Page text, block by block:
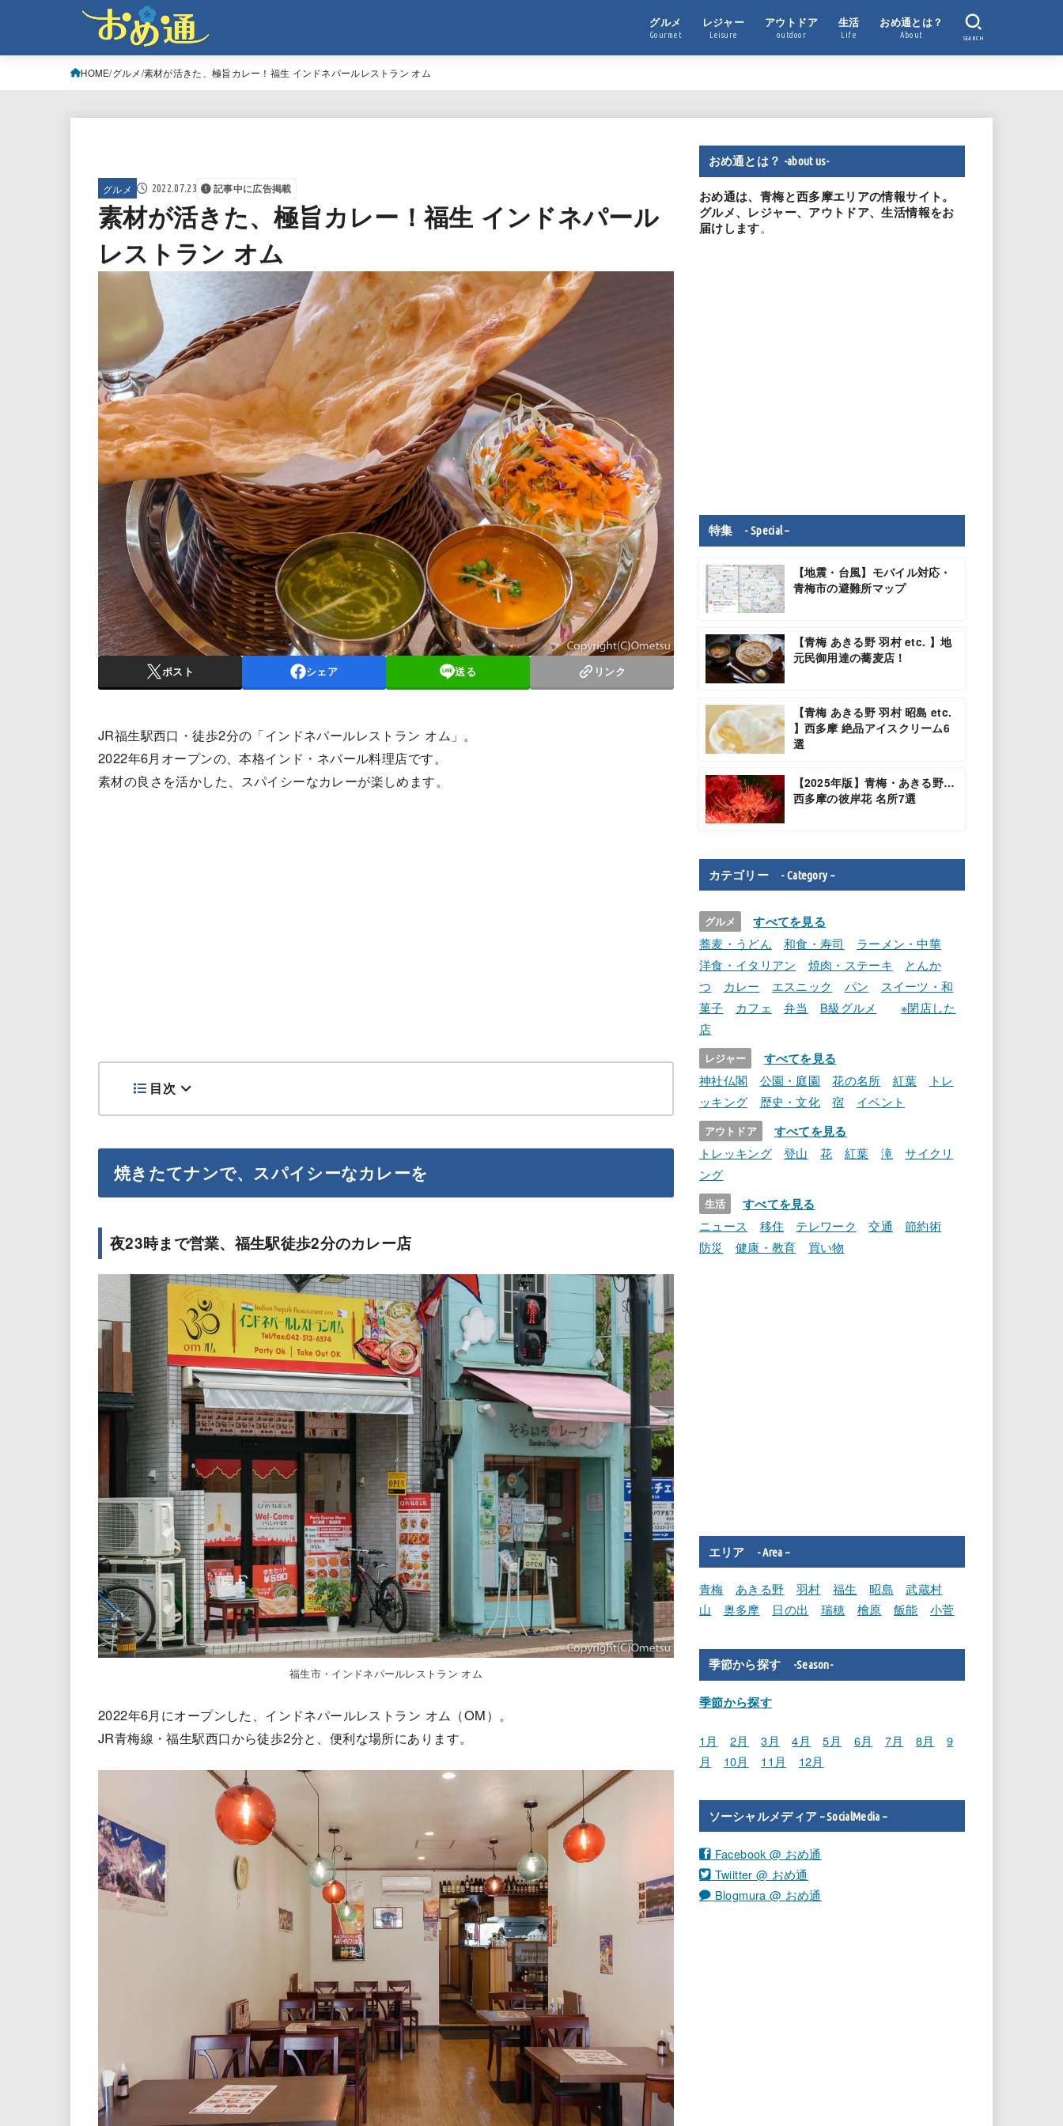
グルメ
Gourmet
レジャー
Leisure
アウトドア
outdoor
生活
Life
おめ通とは？
About SEARCH
HOME グルメ 素材が活きた、極旨カレー！福生 インドネパールレストラン オム
グルメ 2022.07.23 記事中に広告掲載
素材が活きた、極旨カレー！福生 インドネパール
レストラン オム
ポスト シェア 送る リンク
JR福生駅西口・徒歩2分の「インドネパールレストラン オム」。
2022年6月オープンの、本格インド・ネパール料理店です。
素材の良さを活かした、スパイシーなカレーが楽しめます。
目次
焼きたてナンで、スパイシーなカレーを
夜23時まで営業、福生駅徒歩2分のカレー店
福生市・インドネパールレストラン オム
2022年6月にオープンした、インドネパールレストラン オム（OM）。
JR青梅線・福生駅西口から徒歩2分と、便利な場所にあります。
おめ通とは？ -about us-
おめ通は、青梅と西多摩エリアの情報サイト。
グルメ、レジャー、アウトドア、生活情報をお
届けします。
特集 - Special –
【地震・台風】モバイル対応・
青梅市の避難所マップ
【青梅 あきる野 羽村 etc. 】地
元民御用達の蕎麦店！
【青梅 あきる野 羽村 昭島 etc.
】西多摩 絶品アイスクリーム6
選
【2025年版】青梅・あきる野…
西多摩の彼岸花 名所7選
カテゴリー - Category –
グルメ すべてを見る
蕎麦・うどん 和食・寿司
ラーメン・中華
洋食・イタリアン
焼肉・ステーキ
とんか
つ
カレー エスニック パン
スイーツ・和
菓子
カフェ 弁当 B級グルメ
※閉店した
店
レジャー すべてを見る
神社仏閣 公園・庭園 花の名所 紅葉
トレ
ッキング
歴史・文化 宿 イベント
アウトドア すべてを見る
トレッキング 登山 花 紅葉 滝
サイクリ
ング
生活 すべてを見る
ニュース 移住 テレワーク 交通
節約術
防災
健康・教育 買い物
エリア - Area –
青梅 あきる野 羽村 福生 昭島
武蔵村
山
奥多摩 日の出 瑞穂 檜原 飯能 小菅
季節から探す -Season-
季節から探す
1月 2月 3月 4月 5月 6月 7月 8月
9
月
10月 11月 12月
ソーシャルメディア – SocialMedia –
Facebook @ おめ通
Twiitter @ おめ通
Blogmura @ おめ通